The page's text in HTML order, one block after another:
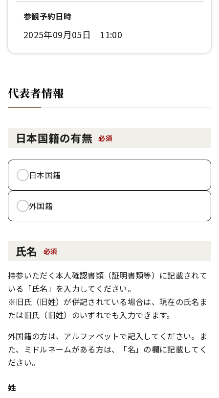
参観予約日時
2025年09月05日 11:00
代表者情報
日本国籍の有無 必須
日本国籍
外国籍
氏名 必須
持参いただく本人確認書類（証明書類等）に記載されて
いる「氏名」を入力してください。
※旧氏（旧姓）が併記されている場合は、現在の氏名ま
たは旧氏（旧姓）のいずれでも入力できます。
外国籍の方は、アルファベットで記入してください。ま
た、ミドルネームがある方は、「名」の欄に記載してく
ださい。
姓